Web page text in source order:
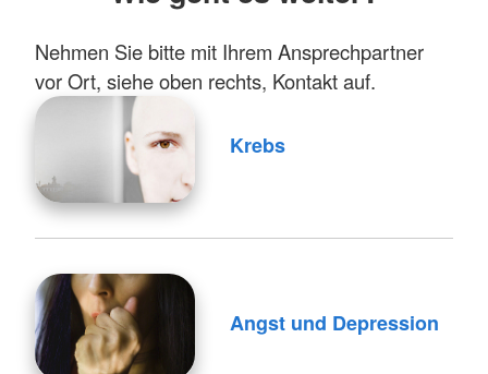
Nehmen Sie bitte mit Ihrem Ansprechpartner
vor Ort, siehe oben rechts, Kontakt auf.
Krebs
Angst und Depression